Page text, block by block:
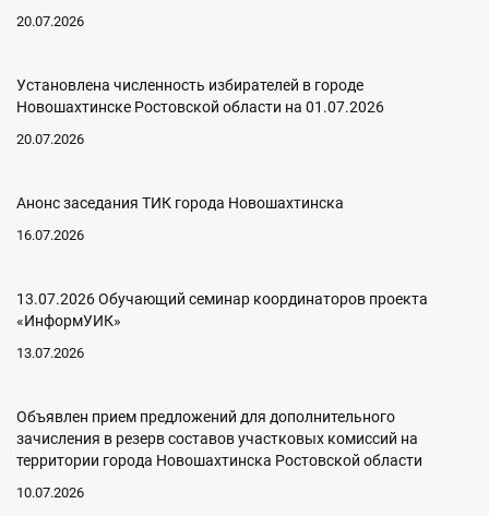
20.07.2026
Установлена численность избирателей в городе
Новошахтинске Ростовской области на 01.07.2026
20.07.2026
Анонс заседания ТИК города Новошахтинска
16.07.2026
13.07.2026 Обучающий семинар координаторов проекта
«ИнформУИК»
13.07.2026
Объявлен прием предложений для дополнительного
зачисления в резерв составов участковых комиссий на
территории города Новошахтинска Ростовской области
10.07.2026